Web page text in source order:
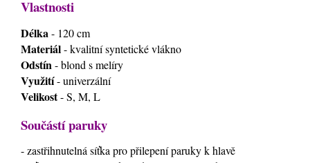
Vlastnosti
Délka- 120 cm
Materiál- kvalitní syntetické vlákno
Odstín- blond s melíry
Využití- univerzální
Velikost- S, M, L
Součástí paruky
- zastřihnutelná síťka pro přilepení paruky k hlavě